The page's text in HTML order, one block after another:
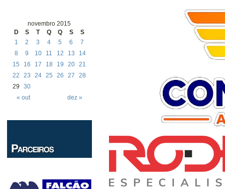
novembro 2015
D
S T Q Q S S
« out dez »
1 2 3 4 5 6
7
8
9 10 11 12 13
14
15
16 17 18 19 20 21
22
23 24 25 26 27
28
29
30